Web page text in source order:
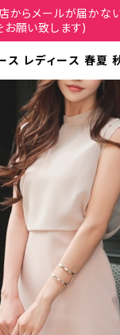
らメールが届かな
願い致します)
ス レディース 春夏
ひざ丈 タイトワンピ
ピース きれいめ ドレ
イル タイトドレス
ッション オフィスカ
ャバドレス ナイトド
ピ 上品 ベージュ 大人
代 20代 30代 40代
| REIRSE レイルセ
代 レディースファッ